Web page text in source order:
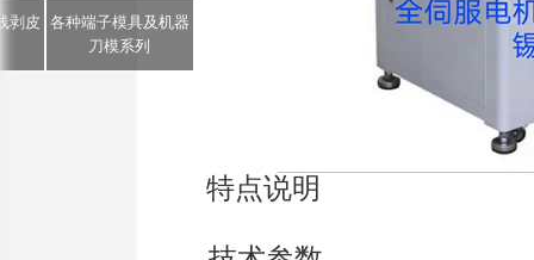
剥皮 各种端子模具及机器
刀模系列
特点说明